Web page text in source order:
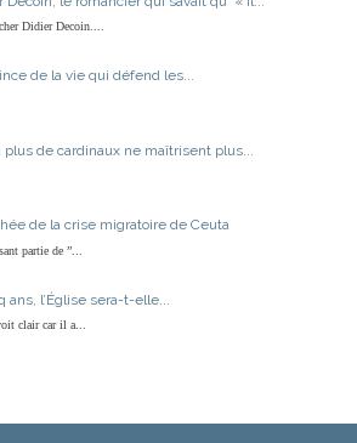
Didier Decoin....
de la vie qui défend les...
plus de cardinaux ne maîtrisent plus...
de la crise migratoire de Ceuta
partie de ”...
ans, l’Église sera-t-elle...
clair car il a...